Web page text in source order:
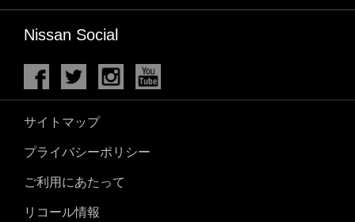
Nissan Social
サイトマップ
プライバシーポリシー
ご利用にあたって
リコール情報